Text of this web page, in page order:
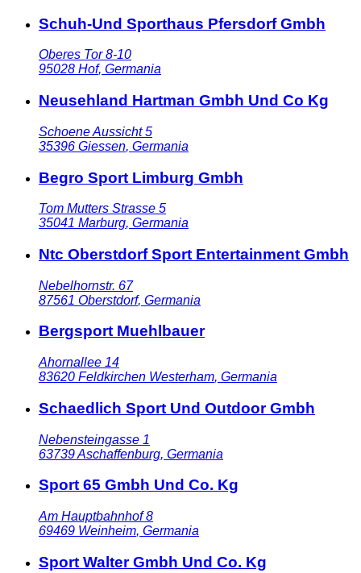
Schuh-Und Sporthaus Pfersdorf Gmbh
Oberes Tor 8-10
95028 Hof, Germania
Neusehland Hartman Gmbh Und Co Kg
Schoene Aussicht 5
35396 Giessen, Germania
Begro Sport Limburg Gmbh
Tom Mutters Strasse 5
35041 Marburg, Germania
Ntc Oberstdorf Sport Entertainment Gmbh
Nebelhornstr. 67
87561 Oberstdorf, Germania
Bergsport Muehlbauer
Ahornallee 14
83620 Feldkirchen Westerham, Germania
Schaedlich Sport Und Outdoor Gmbh
Nebensteingasse 1
63739Aschaffenburg, Germania
Sport 65 Gmbh Und Co. Kg
Am Hauptbahnhof 8
69469 Weinheim, Germania
Sport Walter Gmbh Und Co. Kg